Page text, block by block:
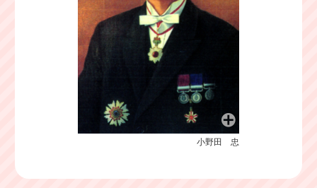
小野田 忠